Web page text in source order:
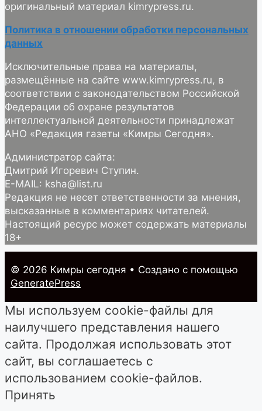
оригинальный материал kimrypress.ru.
Политика в отношении обработки персональных
данных
Исключительные права на материалы,
размещённые на сайте www.kimrypress.ru, в
соответствии с законодательством Российской
Федерации об охране результатов
интеллектуальной деятельности принадлежат
АНО «Редакция газеты «Кимры Сегодня».
Администратор сайта:
Дмитрий Игоревич Ступин.
E-MAIL: ksha@list.ru
Редакция не несет ответственности за мнения,
высказанные в комментариях читателей.
Настоящий ресурс может содержать материалы
18+
© 2026 Кимры cегодня • Создано с помощью
GeneratePress
Мы используем cookie-файлы для
наилучшего представления нашего
сайта. Продолжая использовать этот
сайт, вы соглашаетесь с
использованием cookie-файлов.
Принять